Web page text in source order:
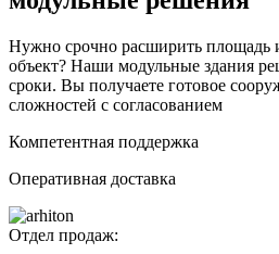
Нужно срочно расширить площадь
объект? Наши модульные здания
сроки. Вы получаете готовое
сложностей с согласованием
Компетентная поддержка
Оперативная доставка
Отдел продаж: